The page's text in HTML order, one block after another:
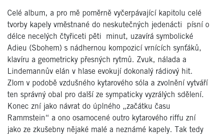
Celé album, a pro mě poměrně vyčerpávající kapitolu celé
tvorby kapely vměstnané do neskutečných jedenácti písní o
délce necelých čtyřiceti pěti minut, uzavírá symbolické
Adieu (Sbohem) s nádhernou kompozicí vrnících synťáků,
klavíru a geometricky přesných rytmů. Zvuk, nálada a
Lindemannův elán v hlase evokují dokonalý rádiový hit.
Zlom v podobě vzdušného kytarového sóla a zvolnění vytváří
ten správný obal pro další ze sympaticky vyzrálých sdělení.
Konec zní jako návrat do úplného „začátku času
Rammstein“ a ono osamocené outro kytarového riffu zní
jako ze zkušebny nějaké malé a neznámé kapely. Tak tedy